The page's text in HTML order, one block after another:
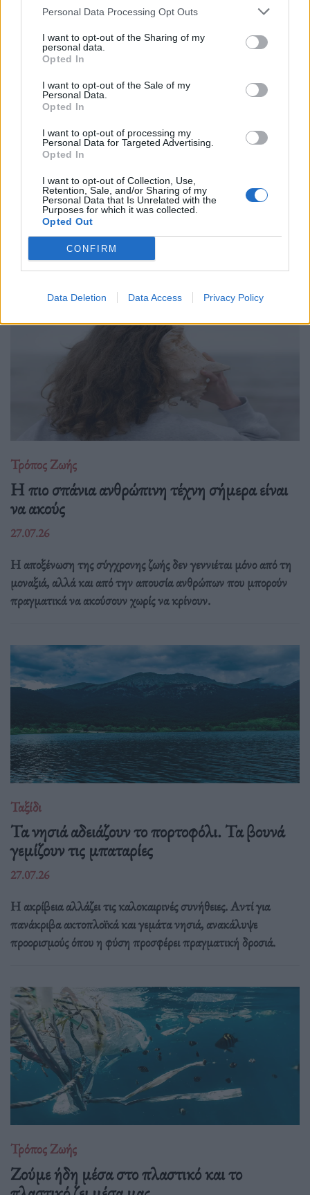
Personal Data Processing Opt Outs
I want to opt-out of the Sharing of my
personal data.
Opted In
I want to opt-out of the Sale of my
Personal Data.
Opted In
I want to opt-out of processing my
Personal Data for Targeted Advertising.
Opted In
I want to opt-out of Collection, Use,
Retention, Sale, and/or Sharing of my
Personal Data that Is Unrelated with the
Purposes for which it was collected.
Opted Out
CONFIRM
Data Deletion Data Access Privacy Policy
Τρόπος Ζωής
5+1 συνήθειες που θα σε φέρουν πιο κοντά
στους στόχους σου
Από τη δημιουργία σταθερής ρουτίνας μέχρι τη μείωση των
περισπασμών, η αυτοπειθαρχία είναι το κλειδί για τη συνέπεια,
την προσωπική ανάπτυξη και την επίτευξη κάθε σημαντικού
στόχου.
Τρόπος Ζωής
Η πιο σπάνια ανθρώπινη τέχνη σήμερα είναι
να ακούς
27.07.26
Η αποξένωση της σύγχρονης ζωής δεν γεννιέται μόνο από τη
μοναξιά, αλλά και από την απουσία ανθρώπων που μπορούν
πραγματικά να ακούσουν χωρίς να κρίνουν.
Ταξίδι
Τα νησιά αδειάζουν το πορτοφόλι. Τα βουνά
γεμίζουν τις μπαταρίες
27.07.26
Η ακρίβεια αλλάζει τις καλοκαιρινές συνήθειες. Αντί για
πανάκριβα ακτοπλοϊκά και γεμάτα νησιά, ανακάλυψε
προορισμούς όπου η φύση προσφέρει πραγματική δροσιά.
Τρόπος Ζωής
Ζούμε ήδη μέσα στο πλαστικό και το